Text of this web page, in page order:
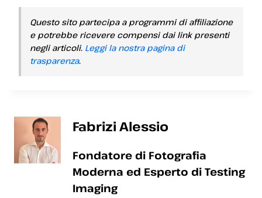
Questo sito partecipa a programmi di affiliazione
e potrebbe ricevere compensi dai link presenti
negli articoli. Leggi la nostra pagina di
trasparenza.
Fabrizi Alessio
Fondatore di Fotografia
Moderna ed Esperto di Testing
Imaging